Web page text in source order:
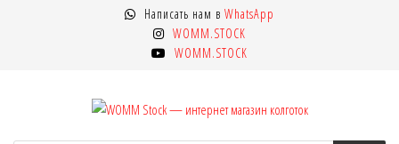
Написать нам в WhatsApp
WOMM.STOCK
WOMM.STOCK